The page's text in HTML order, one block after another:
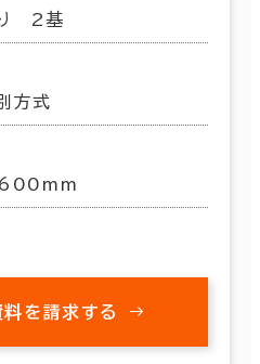
2基
方式
を請求する